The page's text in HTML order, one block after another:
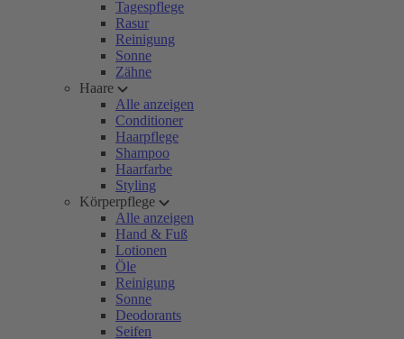
Tagespflege
Rasur
Reinigung
Sonne
Zähne
Haare
Alle anzeigen
Conditioner
Haarpflege
Shampoo
Haarfarbe
Styling
Körperpflege
Alle anzeigen
Hand & Fuß
Lotionen
Öle
Reinigung
Sonne
Deodorants
Seifen